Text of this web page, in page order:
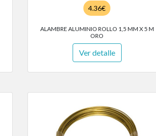
4.36€
ALAMBRE ALUMINIO ROLLO 1,5 MM X 5 M
ORO
Ver detalle